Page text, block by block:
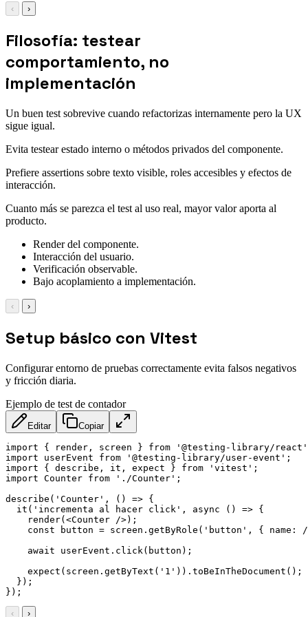
‹ ›
Filosofía: testear
comportamiento, no
implementación
Un buen test sobrevive cuando refactorizas internamente pero la UX
sigue igual.
Evita testear estado interno o métodos privados del componente.
Prefiere assertions sobre texto visible, roles accesibles y efectos de
interacción.
Cuanto más se parezca el test al uso real, mayor valor aporta al
producto.
Render del componente.
Interacción del usuario.
Verificación observable.
Bajo acoplamiento a implementación.
‹ ›
Setup básico con Vitest
Configurar entorno de pruebas correctamente evita falsos negativos
y fricción diaria.
Ejemplo de test de contador
Editar Copiar
import { render, screen } from '@testing-library/
import userEvent from '@testing-library/user-event';
import { describe, it, expect } from 'vitest';
import Counter from './Counter';
describe('Counter', () => {
  it('incrementa al hacer click', async () => {
    render(
<Counter />);
const button = screen.getByRole('button', { name:
    await userEvent.click(button);
    expect(screen.getByText('1')).toBeInTheDocument();
  });
});
‹ ›